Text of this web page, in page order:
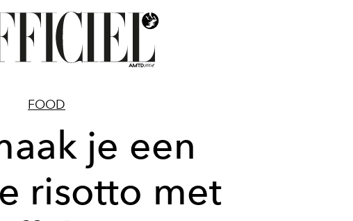
FOOD
je een
risotto met